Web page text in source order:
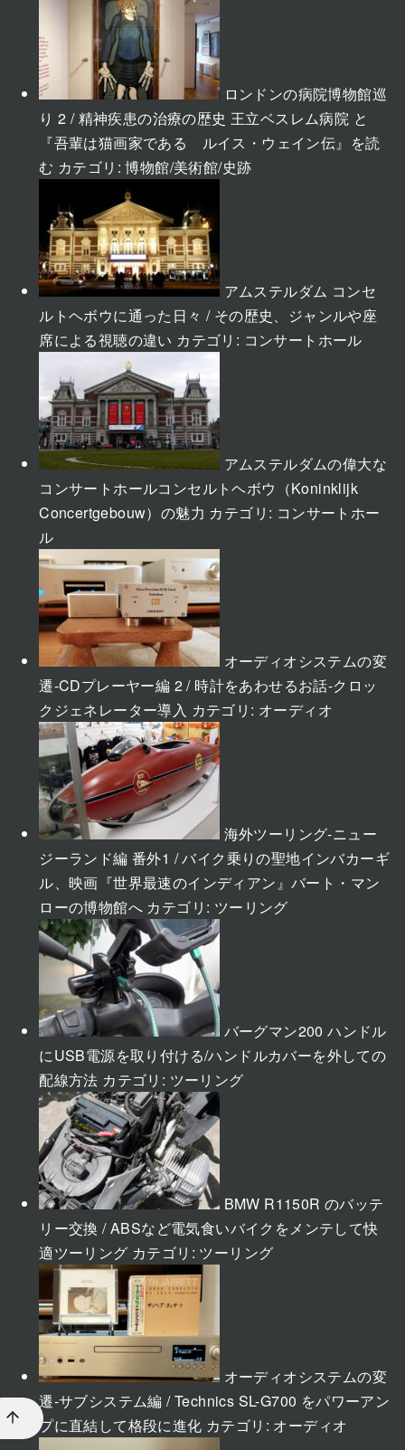
ロンドンの病院博物館巡
り 2 / 精神疾患の治療の歴史 王立ベスレム病院 と
『吾輩は猫画家である ルイス・ウェイン伝』を読
む カテゴリ:博物館/美術館/史跡
アムステルダム コンセ
ルトヘボウに通った日々 / その歴史、ジャンルや座
席による視聴の違い カテゴリ: コンサートホール
アムステルダムの偉大な
コンサートホールコンセルトヘボウ（Koninklijk
Concertgebouw）の魅力 カテゴリ: コンサートホー
ル
オーディオシステムの変
遷-CDプレーヤー編 2 / 時計をあわせるお話-クロッ
クジェネレーター導入 カテゴリ: オーディオ
海外ツーリング-ニュー
ジーランド編 番外1 / バイク乗りの聖地インバカーギ
ル、映画『世界最速のインディアン』バート・マン
ローの博物館へ カテゴリ: ツーリング
バーグマン200 ハンドル
にUSB電源を取り付ける/ハンドルカバーを外しての
配線方法 カテゴリ: ツーリング
BMW R1150R のバッテ
リー交換 / ABSなど電気食いバイクをメンテして快
適ツーリング カテゴリ: ツーリング
オーディオシステムの変
遷-サブシステム編 / Technics SL-G700 をパワーアン
プに直結して格段に進化 カテゴリ: オーディオ